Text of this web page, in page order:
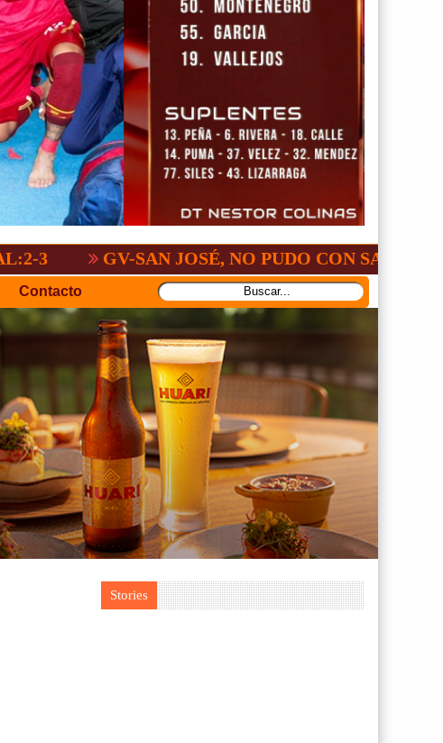
GV-SAN JOSÉ, NO PUDO CON SAN ANTONIO
Contacto
Stories